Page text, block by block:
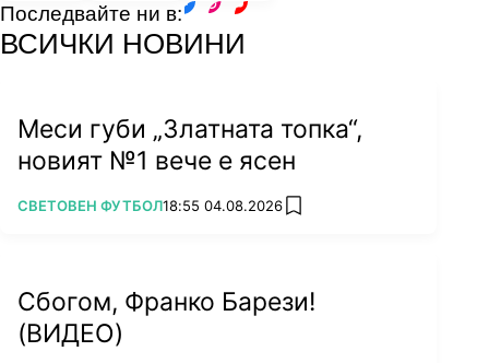
Последвайте ни в:
ВСИЧКИ НОВИНИ
Меси губи „Златната топка“,
новият №1 вече е ясен
ПОВЕЧЕ ОТ
СВЕТОВЕН ФУТБОЛ18:55 04.08.2026 add favorites
Сбогом, Франко Барези!
(ВИДЕО)